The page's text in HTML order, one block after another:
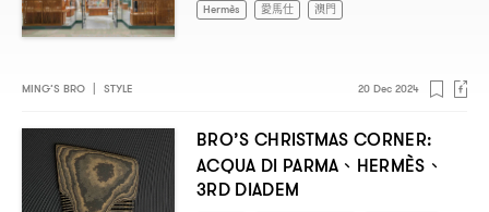
Hermès 愛馬仕 澳門
MING’S BRO STYLE 20 Dec 2024
BRO’S CHRISTMAS CORNER:
ACQUA DI PARMA 、 HERMÈS 、
3RD DIADEM